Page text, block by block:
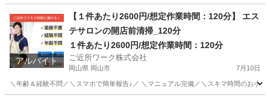
その他 ガチャガチャ
アルバイト
【１件あたり2600円/想定作業時間：120分】 エス
テサロンの開店前清掃_120分
１件あたり2600円/想定作業時間：120分
ご近所ワーク株式会社
岡山県 岡山市 7月10日
＼年齢＆経験不問／＼スマホで簡単報告♪／ ＼マニュアル完備／＼スキマ時間のお小